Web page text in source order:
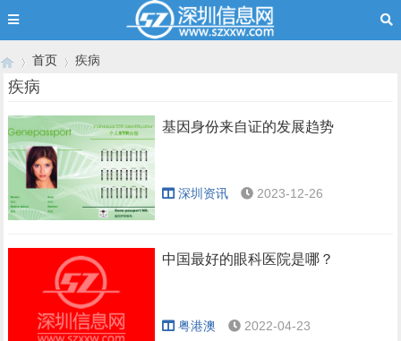
›
首页
›
疾病
疾病
基因身份来自证的发展趋势
深圳资讯 2023-12-26
中国最好的眼科医院是哪？
粤港澳 2022-04-23